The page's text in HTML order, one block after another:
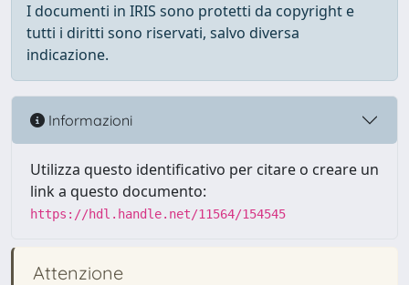
I documenti in IRIS sono protetti da copyright e
tutti i diritti sono riservati, salvo diversa
indicazione.
Informazioni
Utilizza questo identificativo per citare o creare un
link a questo documento:
https://hdl.handle.net/11564/154545
Attenzione